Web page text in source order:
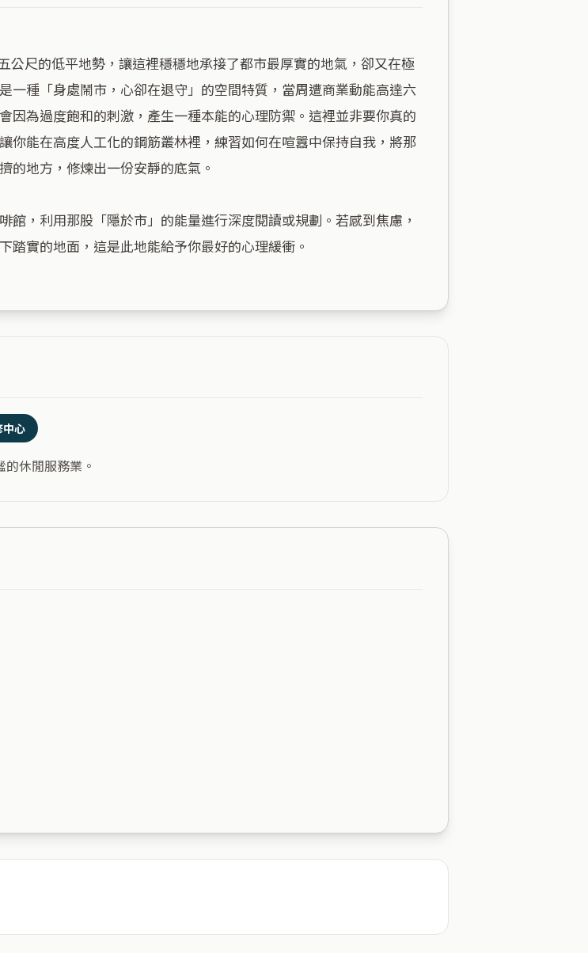
一種「身處鬧市，心卻在退守」的空間特質，當周遭商業動能高達六
因為過度飽和的刺激，產生一種本能的心理防禦。這裡並非要你真的
你能在高度人工化的鋼筋叢林裡，練習如何在喧囂中保持自我，將那
的地方，修煉出一份安靜的底氣。
，利用那股「隱於市」的能量進行深度閱讀或規劃。若感到焦慮，
踏實的地面，這是此地能給予你最好的心理緩衝。
中心
休閒服務業。